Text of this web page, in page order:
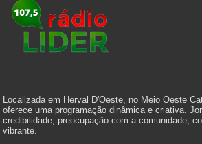
Localizada em Herval D'Oeste, no Meio Oeste
oferece uma programação dinâmica e criativa.
credibilidade, preocupação com a comunidade,
vibrante.